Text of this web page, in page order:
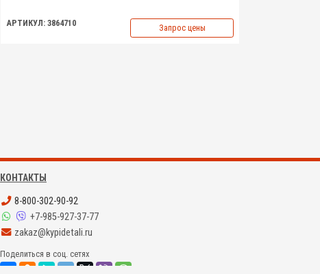
АРТИКУЛ: 3864710 Запрос цены
КОНТАКТЫ
8-800-302-90-92
+7-985-927-37-77
zakaz@kypidetali.ru
Поделиться в соц. сетях